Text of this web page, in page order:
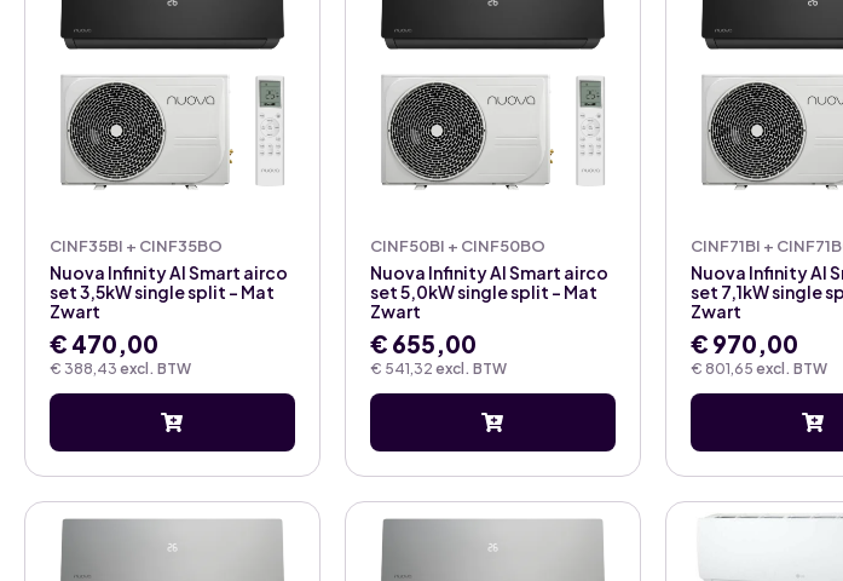
CINF35BI + CINF35BO
€ 388,43 excl. BTW
Nuova Infinity AI Smart airco
set 3,5kW single split – Mat
Zwart
€ 470,00
CINF50BI + CINF50BO
€ 541,32 excl. BTW
Nuova Infinity AI Smart airco
set 5,0kW single split – Mat
Zwart
€ 655,00
CINF71BI +
€ 801,65 excl. BTW
Nuova Infinity AI
set 7,1kW single
Zwart
€ 970,00